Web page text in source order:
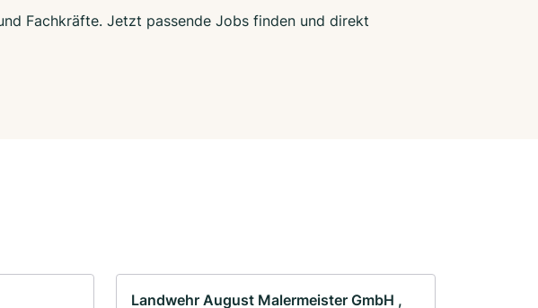
Fachkräfte. Jetzt passende Jobs finden und direkt
Landwehr August Malermeister GmbH ,